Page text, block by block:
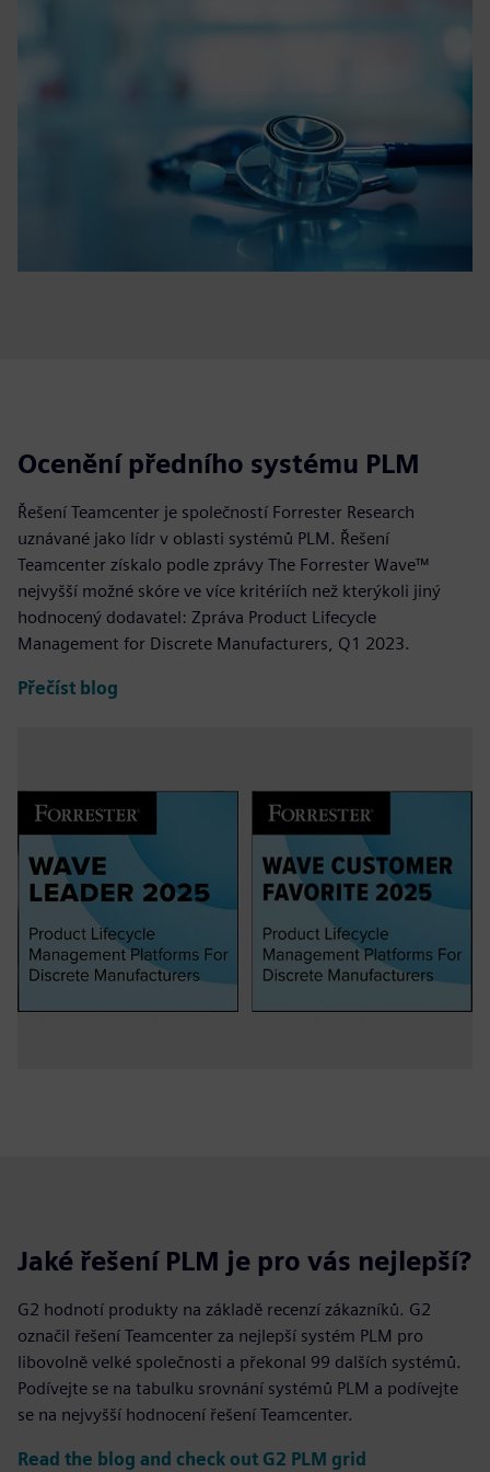
Ocenění předního systému PLM
Řešení Teamcenter je společností Forrester Research
uznávané jako lídr v oblasti systémů PLM. Řešení
Teamcenter získalo podle zprávy The Forrester Wave™
nejvyšší možné skóre ve více kritériích než kterýkoli jiný
hodnocený dodavatel: Zpráva Product Lifecycle
Management for Discrete Manufacturers, Q1 2023.
Přečíst blog
Jaké řešení PLM je pro vás nejlepší?
G2 hodnotí produkty na základě recenzí zákazníků. G2
označil řešení Teamcenter za nejlepší systém PLM pro
libovolně velké společnosti a překonal 99 dalších systémů.
Podívejte se na tabulku srovnání systémů PLM a podívejte
se na nejvyšší hodnocení řešení Teamcenter.
Read the blog and check out G2 PLM grid